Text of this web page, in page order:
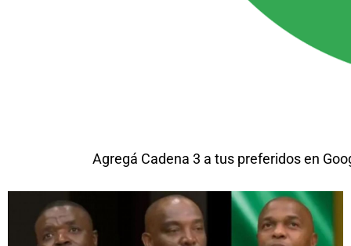
Agregá Cadena 3 a tus preferidos en